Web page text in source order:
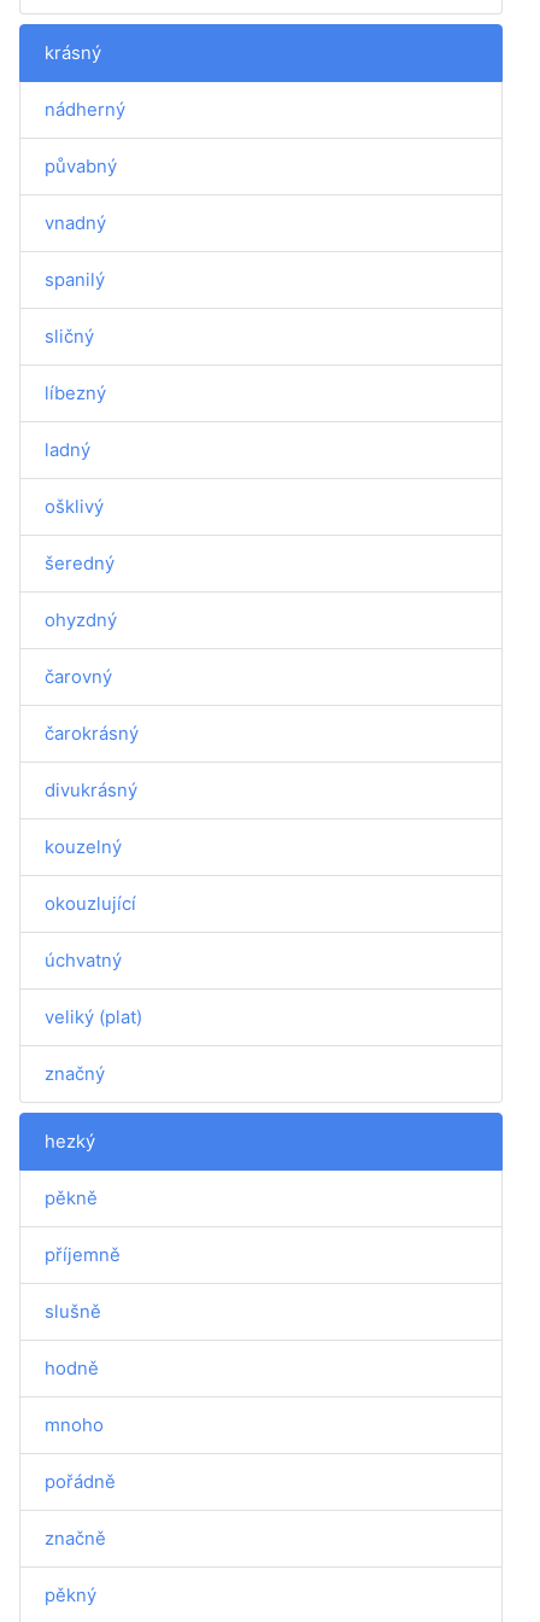
krásný
nádherný
půvabný
vnadný
spanilý
sličný
líbezný
ladný
ošklivý
šeredný
ohyzdný
čarovný
čarokrásný
divukrásný
kouzelný
okouzlující
úchvatný
veliký (plat)
značný
hezký
pěkně
příjemně
slušně
hodně
mnoho
pořádně
značně
pěkný